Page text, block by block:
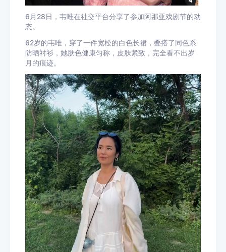
6月28日，韦唯在社交平台分享了参加阿那亚戏剧节的动
态。
62岁的韦唯，穿了一件宽松的白色长裙，叠搭了同色系
防晒衬衫，她肤色健康匀称，皮肤紧致，完全看不出岁
月的痕迹。